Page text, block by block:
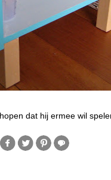
dat hij ermee wil